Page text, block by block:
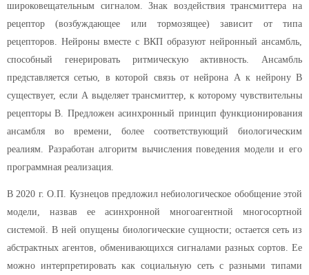
широковещательным сигналом. Знак воздействия трансмиттера на
рецептор (возбуждающее или тормозящее) зависит от типа
рецепторов. Нейроны вместе с ВКП образуют нейронный ансамбль,
способный генерировать ритмическую активность. Ансамбль
представляется сетью, в которой связь от нейрона А к нейрону В
существует, если А выделяет трансмиттер, к которому чувствительны
рецепторы В. Предложен асинхронный принцип функционирования
ансамбля во времени, более соответствующий биологическим
реалиям. Разработан алгоритм вычисления поведения модели и его
программная реализация.
В 2020 г. О.П. Кузнецов предложил небиологическое обобщение этой
модели, назвав ее асинхронной многоагентной многосортной
системой. В ней опущены биологические сущности; остается сеть из
абстрактных агентов, обменивающихся сигналами разных сортов. Ее
можно интерпретировать как социальную сеть с разными типами